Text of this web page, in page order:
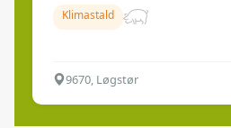
Klimastald
9670, Løgstør